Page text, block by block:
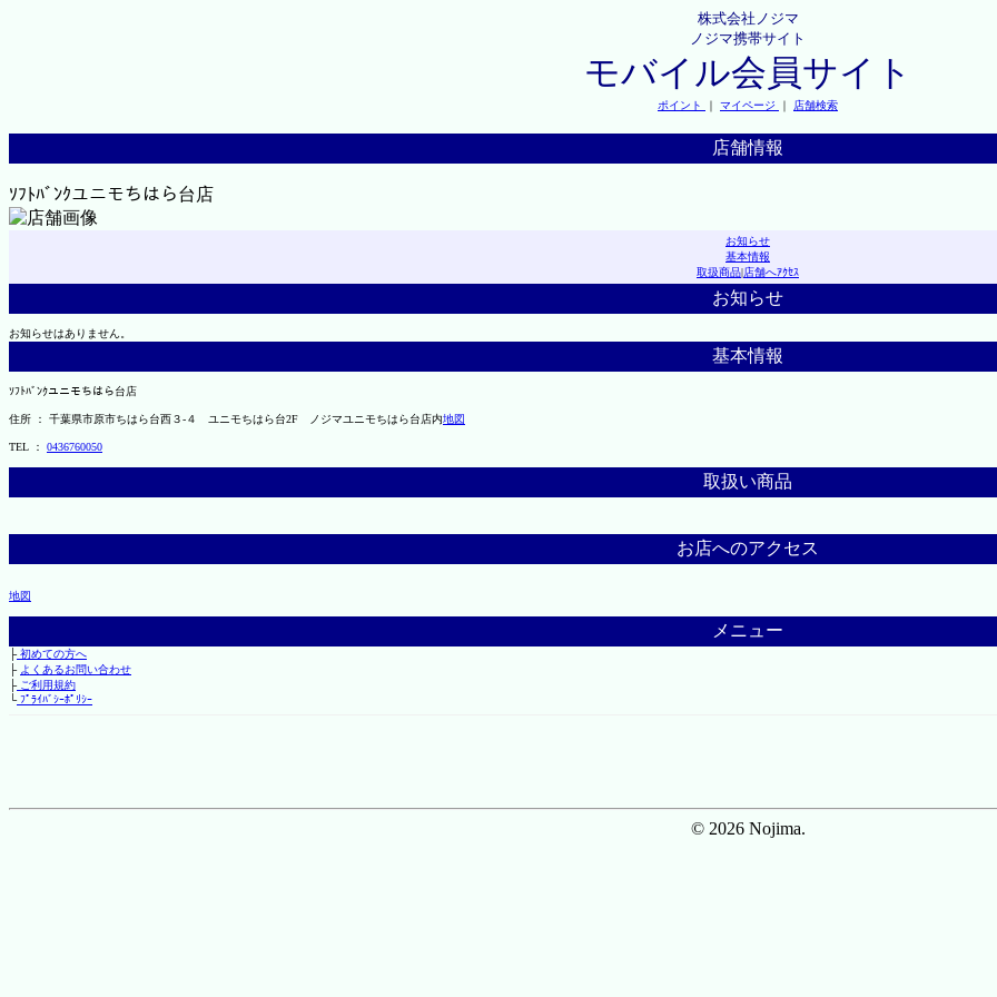
株式会社ノジマ
ノジマ携帯サイト
モバイル会員サイト
ポイント ｜ マイページ ｜ 店舗検索
店舗情報
ｿﾌﾄﾊﾞﾝｸユニモちはら台店
お知らせ
基本情報
取扱商品|店舗へｱｸｾｽ
お知らせ
お知らせはありません。
基本情報
ｿﾌﾄﾊﾞﾝｸユニモちはら台店
住所 ： 千葉県市原市ちはら台西３-４ ユニモちはら台2F ノジマユニモちはら台店内地図
TEL ： 0436760050
取扱い商品
お店へのアクセス
地図
メニュー
├初めての方へ
├ よくあるお問い合わせ
├ご利用規約
└ﾌﾟﾗｲﾊﾞｼｰﾎﾟﾘｼｰ
© 2026 Nojima.